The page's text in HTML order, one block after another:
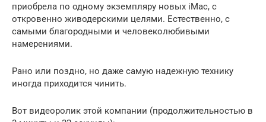
приобрела по одному экземпляру новых iMac, с
откровенно живодерскими целями. Естественно, с
самыми благородными и человеколюбивыми
намерениями.
Рано или поздно, но даже самую надежную технику
иногда приходится чинить.
Вот видеоролик этой компании (продолжительностью в